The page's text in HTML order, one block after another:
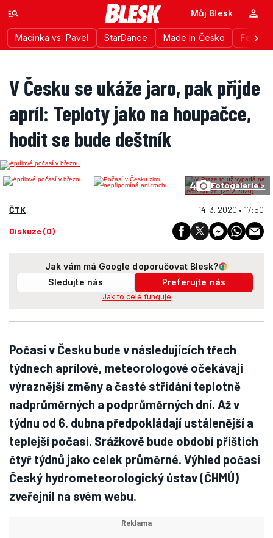
Macinka vs. Pavel StarDance Made in Česko
Můj Blesk
V Česku se ukáže jaro, pak přijde
apríl: Teploty jako na houpačce,
hodit se bude deštník
4 Fotogalerie >
ČTK 14. 3. 2020 • 17:50
Diskuze (0)
Jak vám má Google doporučovat Blesk?
Sledujte nás
Preferujte nás
Jak to celé funguje
Počasí v Česku bude v následujících třech
týdnech aprílové, meteorologové očekávají
výraznější změny a časté střídání teplotně
nadprůměrných a podprůměrných dní. Až v
týdnu od 6. dubna předpokládají ustálenější a
teplejší počasí. Srážkově bude období příštích
čtyř týdnů jako celek průměrné. Výhled počasí
Český hydrometeorologický ústav (ČHMÚ)
zveřejnil na svém webu.